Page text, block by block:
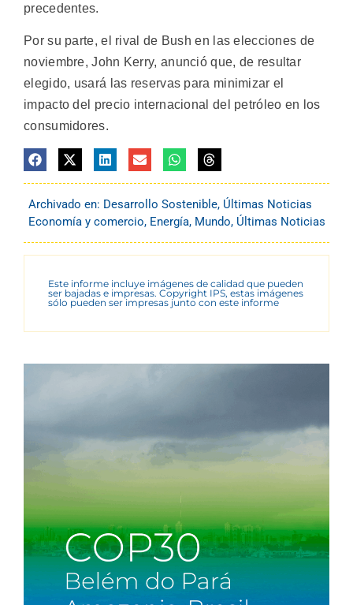
precedentes.
Por su parte, el rival de Bush en las elecciones de
noviembre, John Kerry, anunció que, de resultar
elegido, usará las reservas para minimizar el
impacto del precio internacional del petróleo en los
consumidores.
Archivado en: Desarrollo Sostenible, Últimas Noticias
Economía y comercio, Energía, Mundo, Últimas Noticias
Este informe incluye imágenes de calidad que pueden
ser bajadas e impresas. Copyright IPS, estas imágenes
sólo pueden ser impresas junto con este informe